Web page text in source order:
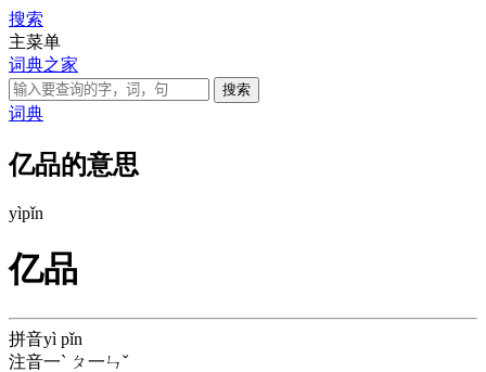
搜索
主菜单
词典之家
词典
亿品的意思
yìpǐn
亿品
拼音yì pǐn
注音一ˋ ㄆ一ㄣˇ